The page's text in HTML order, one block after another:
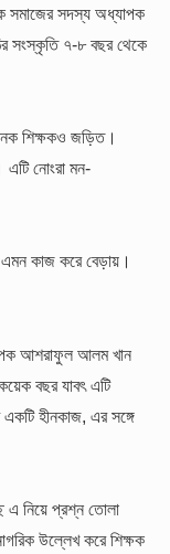
সমাজের সদস্য অধ্যাপক
সংস্কৃতি ৭-৮ বছর থেকে
শিক্ষকও জড়িত।
এটি নোংরা মন-
কাজ করে বেড়ায়।
আশরাফুল আলম খান
বছর যাবৎ এটি
হীনকাজ, এর সঙ্গে
এ নিয়ে প্রশ্ন তোলা
উল্লেখ করে শিক্ষক